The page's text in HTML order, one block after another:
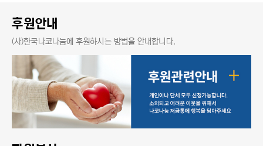
후원안내
(사)한국나코나눔에 후원하시는 방법을 안내합니다.